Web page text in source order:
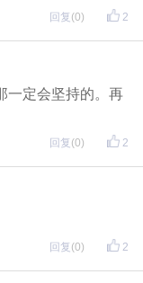
在安卓应用市场
，点击链接打开，
2
回复 (0)
一定会坚持的。再
2
回复 (0)
2
回复 (0)